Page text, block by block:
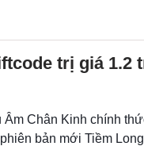
trị giá 1.2
Chân Kinh chính
bản mới Tiềm